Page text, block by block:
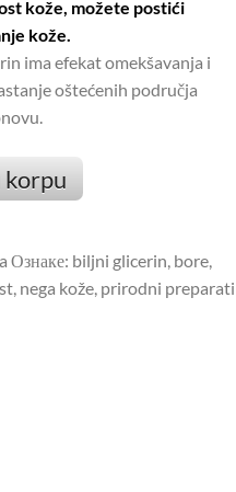
kože, možete postići
kože.
ima efekat omekšavanja i
oštećenih područja
korpu
Ознаке: biljni glicerin, bore,
, nega kože, prirodni preparati